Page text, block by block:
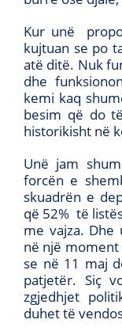
Kur unë
kujtuan se po
atë ditë. Nuk
dhe
kemi kaq
besim që do
historikisht në
Unë jam
forcën e
skuadrën e
që 52% të
me vajza. Dhe
në një
se në 11 maj
patjetër. Siç
zgjedhjet
duhet të